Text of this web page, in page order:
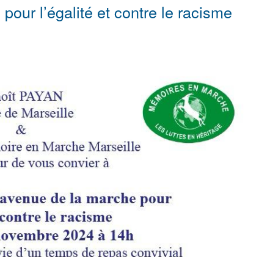
l’égalité et contre le racisme